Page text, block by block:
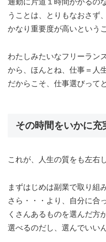
通勤に片道１時間かかるの
うことは、とりもなおさず
かなり重要度が高いというこ
わたしみたいなフリーラン
から、ほんとね、仕事＝人
だからこそ、仕事選びって
その時間をいかに充
これが、人生の質をも左右
まずはじめは副業で取り組
さら・・・より、自分に合
くさんあるものを選んだ方
選べるのだし、選んでいい